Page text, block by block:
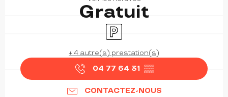
Gratuit
Parking
+ 4 autre(s) prestation(s)
04 77 64 31 ▒▒
CONTACTEZ-NOUS